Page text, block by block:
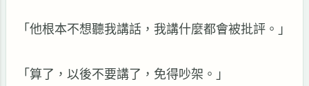
「他根本不想聽我講話，我講什麼都會被批評。」
「算了，以後不要講了，免得吵架。」